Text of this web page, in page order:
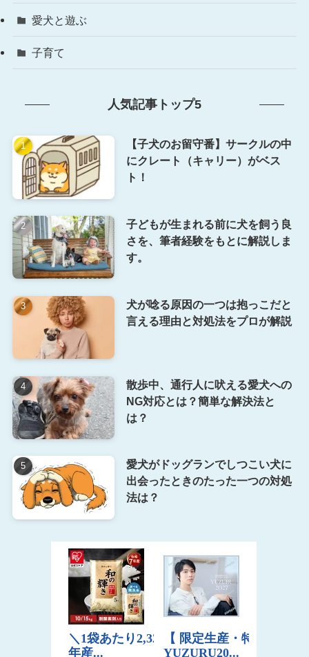
愛犬と遊ぶ
子育て
人気記事トップ5
【子犬のお留守番】サークルの中
にクレート（キャリー）がベス
ト！
子どもが生まれる前に犬を飼う良
さを、筆者経験をもとに解説しま
す。
犬が唸る原因の一つは抱っこだと
言える理由と対処法をプロが解説
散歩中、通行人に吠える愛犬への
NG対応とは？簡単な解決法と
は？
愛犬がドッグランでしつこい犬に
出会ったときのたった一つの対処
法は？